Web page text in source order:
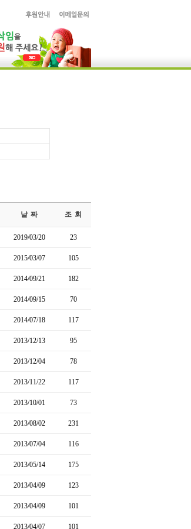
날 짜 조 회
2019/03/20 23
2015/03/07 105
2014/09/21 182
2014/09/15 70
2014/07/18 117
2013/12/13 95
2013/12/04 78
2013/11/22 117
2013/10/01 73
2013/08/02 231
2013/07/04 116
2013/05/14 175
2013/04/09 123
2013/04/09 101
2013/04/07 101